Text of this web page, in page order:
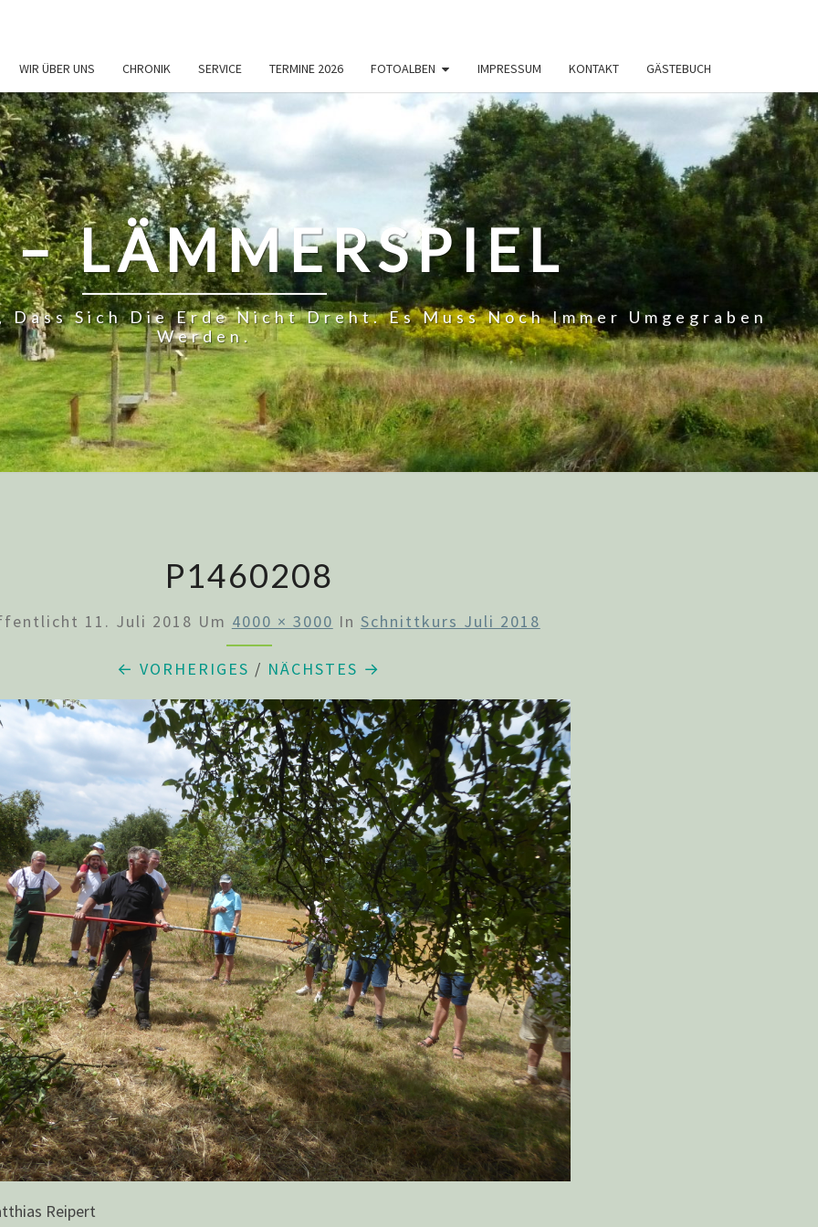
WIR ÜBER UNS CHRONIK SERVICE TERMINE 2026 FOTOALBEN IMPRESSUM KONTAKT GÄSTEBUCH
LÄMMERSPIEL
Sich Die Erde Nicht Dreht. Es Muss Noch Immer Umgegraben
Werden.
P1460208
11. Juli 2018 Um 4000 × 3000 In Schnittkurs Juli 2018
← VORHERIGES / NÄCHSTES →
Reipert